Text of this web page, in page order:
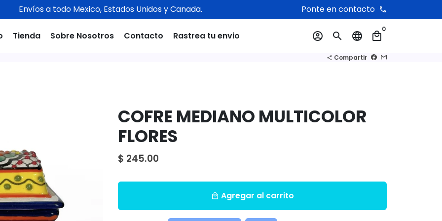
Envíos a todo Mexico, Estados Unidos y Canada. Ponte en contacto phone
Tienda Sobre Nosotros Contacto Rastrea tu envio account_circle search language local_mall
0
share Compartir
COFRE MEDIANO MULTICOLOR
FLORES
$ 245.00
local_mall Agregar al carrito